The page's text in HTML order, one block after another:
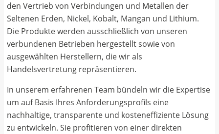
den Vertrieb von Verbindungen und Metallen der
Seltenen Erden, Nickel, Kobalt, Mangan und Lithium.
Die Produkte werden ausschließlich von unseren
verbundenen Betrieben hergestellt sowie von
ausgewählten Herstellern, die wir als
Handelsvertretung repräsentieren.
In unserem erfahrenen Team bündeln wir die Expertise
um auf Basis Ihres Anforderungsprofils eine
nachhaltige, transparente und kosteneffiziente Lösung
zu entwickeln. Sie profitieren von einer direkten